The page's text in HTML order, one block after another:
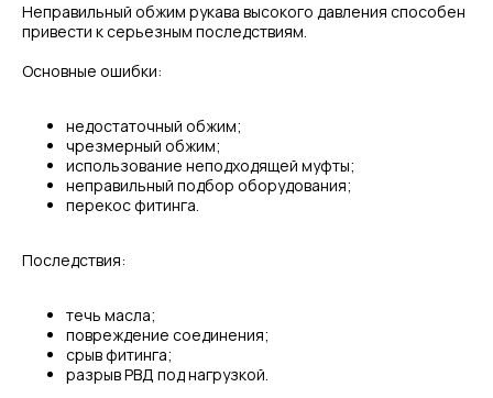
Неправильный обжим рукава высокого давления способен
привести к серьезным последствиям.
Основные ошибки:
недостаточный обжим;
чрезмерный обжим;
использование неподходящей муфты;
неправильный подбор оборудования;
перекос фитинга.
Последствия:
течь масла;
повреждение соединения;
срыв фитинга;
разрыв РВД под нагрузкой.